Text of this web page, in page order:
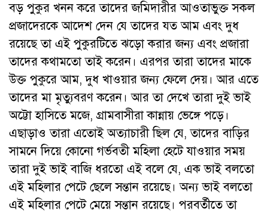
বড় পুকুর খনন করে তাদের জমিদারীর আওতাভুক্ত সকল
প্রজাদেরকে আদেশ দেন যে তাদের যত আম এবং দুধ
রয়েছে তা এই পুকুরটিতে ঝড়ো করার জন্য এবং প্রজারা
তাদের কথামতো তাই করেন। এরপর তারা তাদের মাকে
উক্ত পুকুরে আম, দুধ খাওয়ার জন্য ফেলে দেয়। আর এতে
তাদের মা মৃত্যুবরণ করেন। আর তা দেখে তারা দুই ভাই
অট্টো হাসিতে মজে, গ্রামবাসীরা কান্নায় ভেঙ্গে পড়ে।
এছাড়াও তারা এতোই অত্যাচারী ছিল যে, তাদের বাড়ির
সামনে দিয়ে কোনো গর্ভবতী মহিলা হেটে যাওয়ার সময়
তারা দুই ভাই বাজি ধরতো এই বলে যে, এক ভাই বলতো
এই মহিলার পেটে ছেলে সন্তান রয়েছে। অন্য ভাই বলতো
এই মহিলার পেটে মেয়ে সন্তান রয়েছে। পরবর্তীতে তা